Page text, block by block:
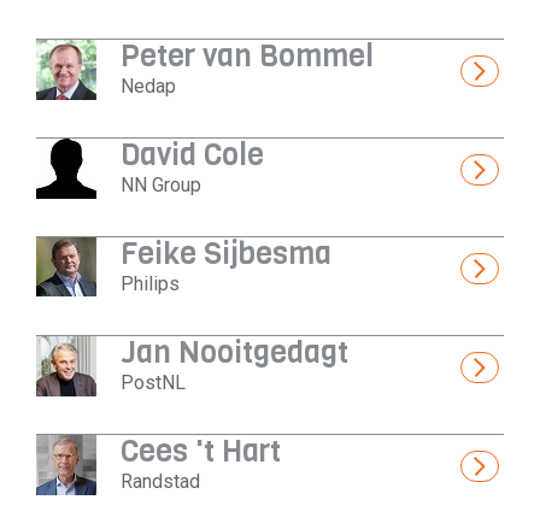
Peter van Bommel
Nedap
David Cole
NN Group
Feike Sijbesma
Philips
Jan Nooitgedagt
PostNL
Cees 't Hart
Randstad